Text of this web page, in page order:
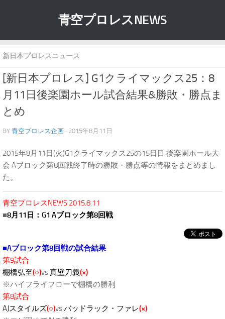
青空プロレスNEWS
新日本プロレスニュース
[新日本プロレス] G1クライマックス25：8
月11日後楽園ホール試合結果&勝敗・勝点ま
とめ
BY 青空プロレス企画 · 2015年8月11日
2015年8月11日(火)G1クライマックス25の15日目 後楽園ホール大
会 Aブロック第8回戦終了時の勝敗・勝点等の情報をまとめまし
た。
青空プロレスNEWS 2015.8.11
■8月11日：G1 Aブロック第8回戦
■Aブロック第8回戦の試合結果
第9試合
棚橋弘至(○)vs.真壁刀義(×)
※ハイフライフローで棚橋の勝利
第8試合
AJスタイルズ(○)vs.バッドラック・ファレ(×)